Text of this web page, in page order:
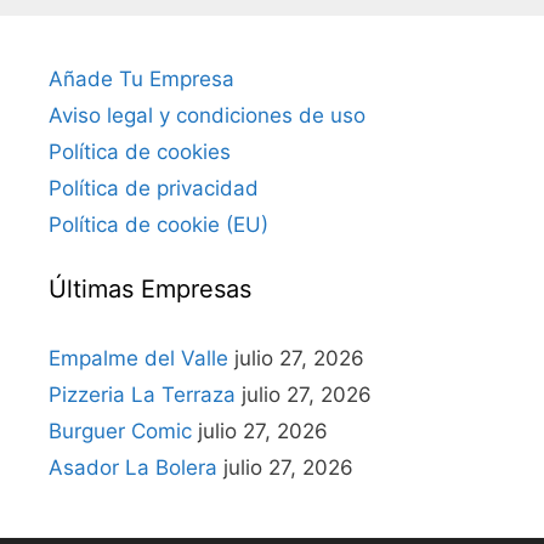
Añade Tu Empresa
Aviso legal y condiciones de uso
Política de cookies
Política de privacidad
Política de cookie (EU)
Últimas Empresas
Empalme del Valle julio 27, 2026
Pizzeria La Terraza julio 27, 2026
Burguer Comic julio 27, 2026
Asador La Bolera julio 27, 2026